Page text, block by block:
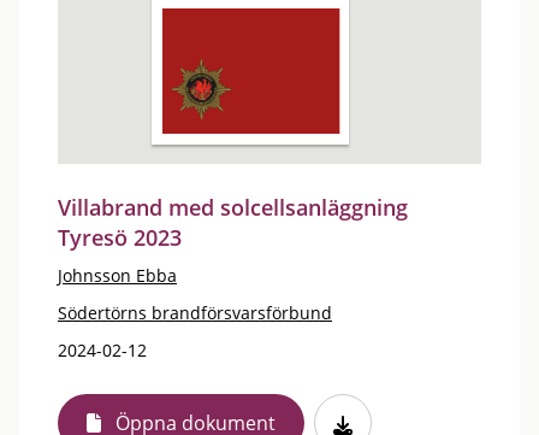
Villabrand med solcellsanläggning
Tyresö 2023
Johnsson Ebba
Södertörns brandförsvarsförbund
2024-02-12
Öppna dokument